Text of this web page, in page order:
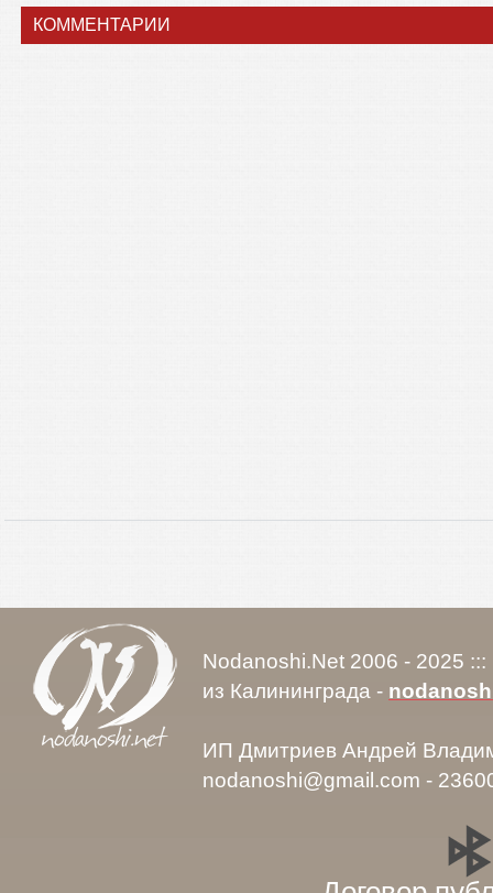
КОММЕНТАРИИ
Nodanoshi.Net 2006 - 2025
из Калининграда -
ИП Дмитриев Андрей
nodanoshi@gmail.com -